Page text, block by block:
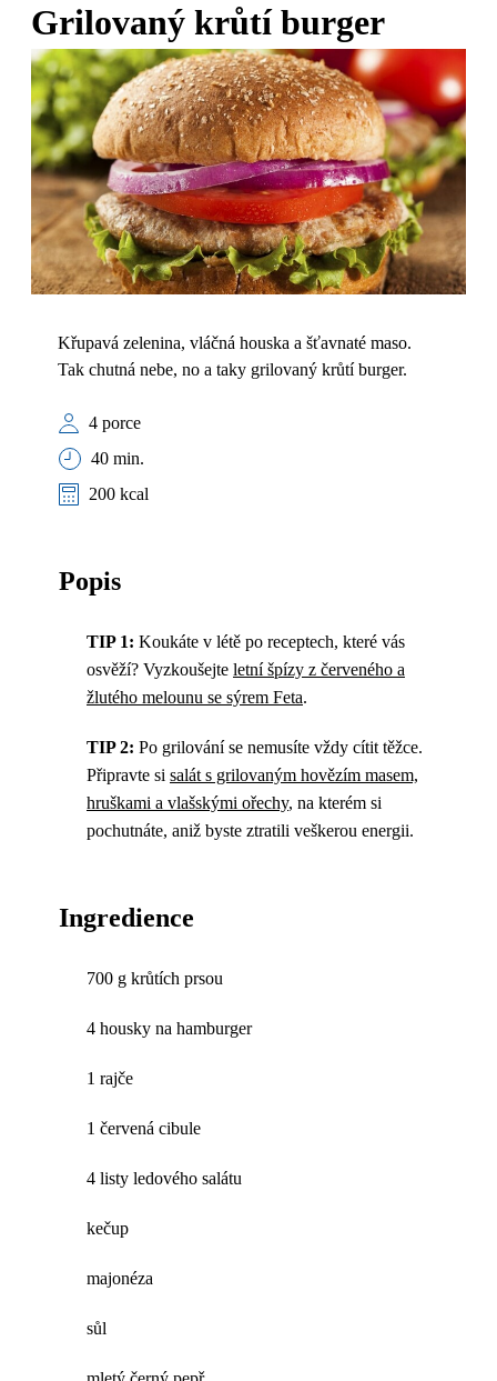
Grilovaný krůtí burger
Křupavá zelenina, vláčná houska a šťavnaté maso.
Tak chutná nebe, no a taky grilovaný krůtí burger.
4 porce
40 min.
200 kcal
Popis
TIP 1: Koukáte v létě po receptech, které vás
osvěží? Vyzkoušejte letní špízy z červeného a
žlutého melounu se sýrem Feta.
TIP 2: Po grilování se nemusíte vždy cítit těžce.
Připravte si salát s grilovaným hovězím masem,
hruškami a vlašskými ořechy, na kterém si
pochutnáte, aniž byste ztratili veškerou energii.
Ingredience
700 g krůtích prsou
4 housky na hamburger
1 rajče
1 červená cibule
4 listy ledového salátu
kečup
majonéza
sůl